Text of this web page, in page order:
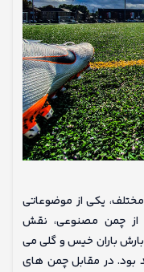
یکی از موضوعاتی
از چمن مصنوعی، نقش
باران خیس و گلی می
بود. در مقابل چمن های